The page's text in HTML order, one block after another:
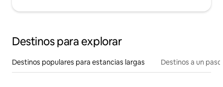
Destinos para explorar
Destinos populares para estancias largas Destinos a un